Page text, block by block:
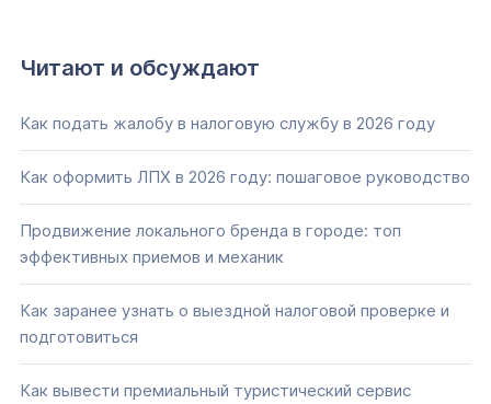
Читают и обсуждают
Как подать жалобу в налоговую службу в 2026 году
Как оформить ЛПХ в 2026 году: пошаговое руководство
Продвижение локального бренда в городе: топ
эффективных приемов и механик
Как заранее узнать о выездной налоговой проверке и
подготовиться
Как вывести премиальный туристический сервис